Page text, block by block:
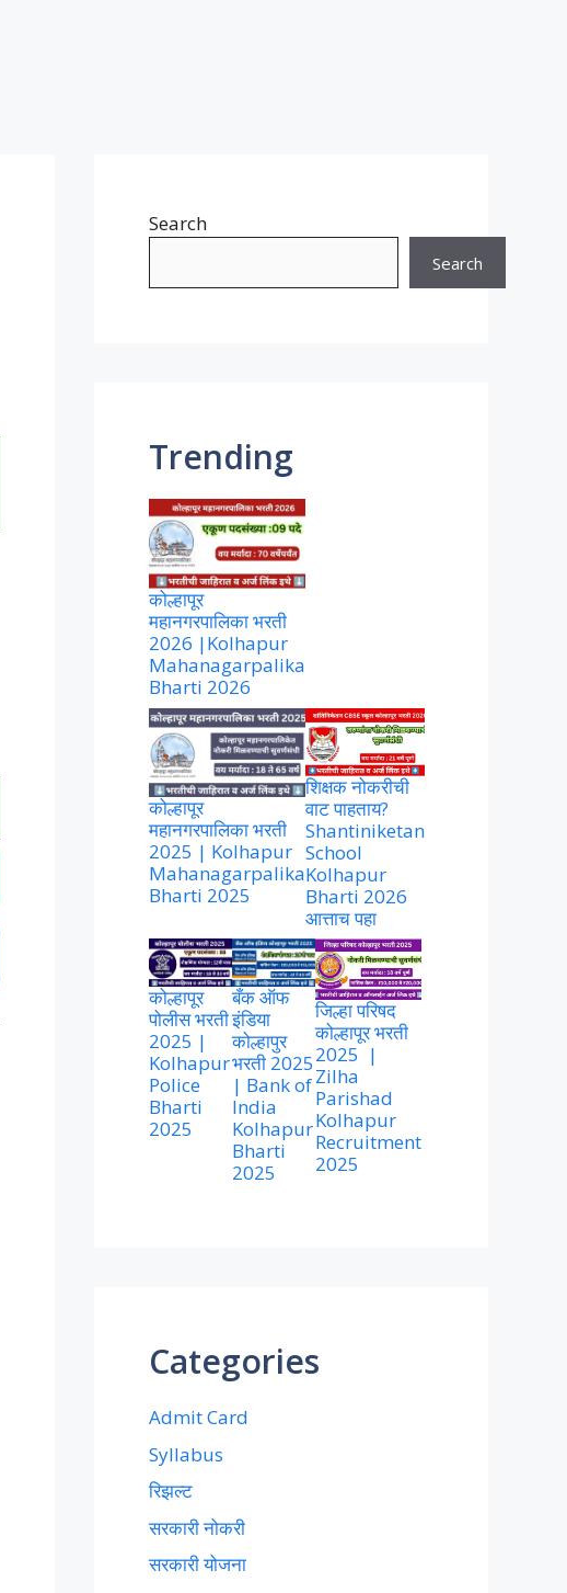
Search
Search
Trending
कोल्हापूर
महानगरपालिका भरती
2026 |Kolhapur
Mahanagarpalika
Bharti 2026
कोल्हापूर
महानगरपालिका भरती
2025 | Kolhapur
Mahanagarpalika
Bharti 2025
शिक्षक नोकरीची
वाट पाहताय?
Shantiniketan
School
Kolhapur
Bharti 2026
आत्ताच पहा
कोल्हापूर
पोलीस भरती
2025 |
Kolhapur
Police
Bharti
2025
बँक ऑफ
इंडिया
कोल्हापुर
भरती 2025
| Bank of
India
Kolhapur
Bharti
2025
जिल्हा परिषद
कोल्हापूर भरती
2025 |
Zilha
Parishad
Kolhapur
Recruitment
2025
Categories
Admit Card
Syllabus
रिझल्ट
सरकारी नोकरी
सरकारी योजना